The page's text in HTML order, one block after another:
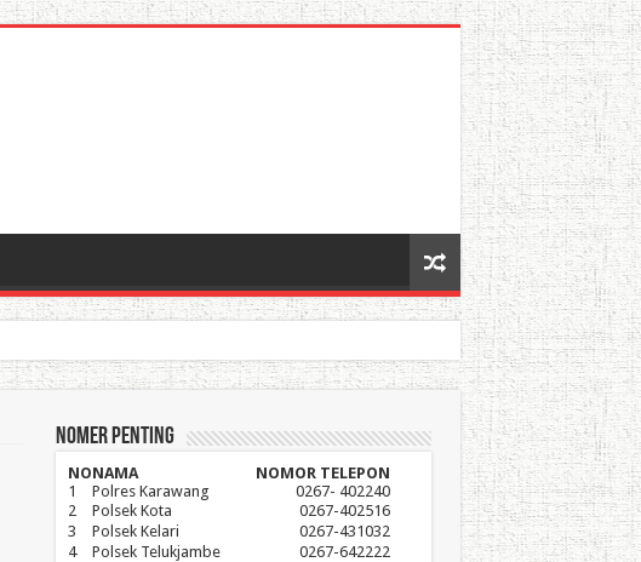
Nomer Penting
NONAMA
NOMOR TELEPON
1
Polres Karawang
0267- 402240
2
Polsek Kota
0267-402516
3
Polsek Kelari
0267-431032
4
Polsek Telukjambe
0267-642222